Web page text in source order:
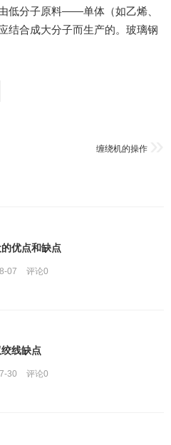
低分子原料――单体（如乙烯、
结合成大分子而生产的。玻璃钢
缠绕机的操作
优点和缺点
07 评论0
线缺点
30 评论0